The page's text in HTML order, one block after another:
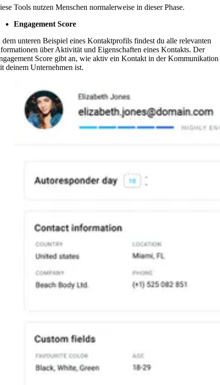
Tools nutzen Menschen normalerweise in dieser Phase.
Engagement Score
dem unteren Beispiel eines Kontaktprofils findest du alle relevanten
über Aktivität und Eigenschaften eines Kontakts. Der
Score gibt an, wie aktiv ein Kontakt in der Kommunikation
deinem Unternehmen ist.